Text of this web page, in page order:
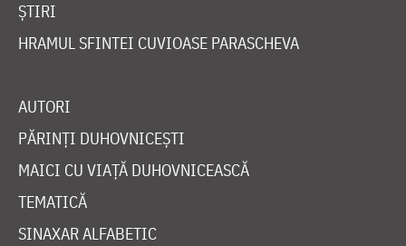
ȘTIRI
HRAMUL SFINTEI CUVIOASE PARASCHEVA
AUTORI
PĂRINȚI DUHOVNICEȘTI
MAICI CU VIAȚĂ DUHOVNICEASCĂ
TEMATICĂ
SINAXAR ALFABETIC